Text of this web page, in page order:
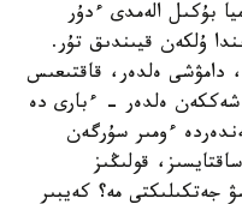
بۇكىل الەمدى ءدۇر
ۇلكەن قيىندىق تۇر.
ەلدەر، قاقتىعىس
شەككەن ەلدەر - ءبارى دە
ءومىر سۇرگەن
قولىڭىز
جەتكىلىكتى مە؟ كەيبىر